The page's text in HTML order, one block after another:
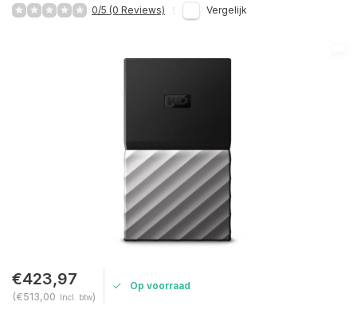
0/5 (0 Reviews) Vergelijk
€423,97
(€513,00 Incl. btw)
Op voorraad